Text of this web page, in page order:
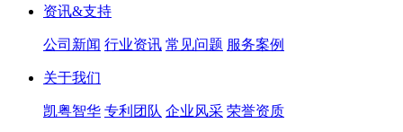
资讯&支持
公司新闻 行业资讯 常见问题 服务案例
关于我们
凯粤智华 专利团队 企业风采 荣誉资质